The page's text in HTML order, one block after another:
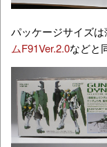
パッケージサイズ
ムF91Ver.2.0などと